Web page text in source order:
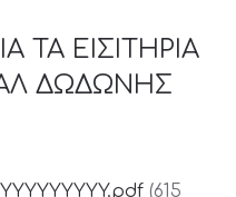
ΤΑ ΕΙΣΙΤΗΡΙΑ
ΔΩΔΩΝΗΣ
(615